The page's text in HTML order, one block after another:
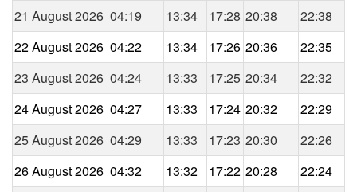
21 August 2026 04:19 13:34 17:28 20:38
22:38
22 August 2026 04:22 13:34 17:26 20:36
22:35
23 August 2026 04:24 13:33 17:25 20:34
22:32
24 August 2026 04:27 13:33 17:24 20:32
22:29
25 August 2026 04:29 13:33 17:23 20:30
22:26
26 August 2026 04:32 13:32 17:22 20:28 22:24